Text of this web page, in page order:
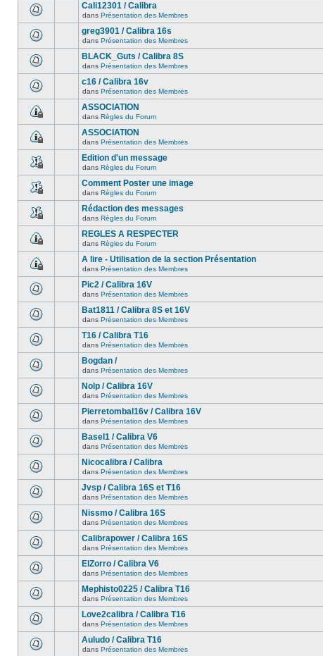
Cali12301 / Calibra
dans Présentation des Membres
greg3901 / Calibra 16s
dans Présentation des Membres
BLACK_Guts / Calibra 8S
dans Présentation des Membres
c16 / Calibra 16v
dans Présentation des Membres
ASSOCIATION
dans Règles du Forum
ASSOCIATION
dans Présentation des Membres
Edition d'un message
dans Règles du Forum
Comment Poster une image
dans Règles du Forum
Rédaction des messages
dans Règles du Forum
REGLES A RESPECTER
dans Règles du Forum
A lire - Utilisation de la section Présentation
dans Présentation des Membres
Pic2 / Calibra 16V
dans Présentation des Membres
Bat1811 / Calibra 8S et 16V
dans Présentation des Membres
T16 / Calibra T16
dans Présentation des Membres
Bogdan /
dans Présentation des Membres
Nolp / Calibra 16V
dans Présentation des Membres
Pierretombal16v / Calibra 16V
dans Présentation des Membres
Basel1 / Calibra V6
dans Présentation des Membres
Nicocalibra / Calibra
dans Présentation des Membres
Jvsp / Calibra 16S et T16
dans Présentation des Membres
Nissmo / Calibra 16S
dans Présentation des Membres
Calibrapower / Calibra 16S
dans Présentation des Membres
ElZorro / Calibra V6
dans Présentation des Membres
Mephisto0225 / Calibra T16
dans Présentation des Membres
Love2calibra / Calibra T16
dans Présentation des Membres
Auludo / Calibra T16
dans Présentation des Membres